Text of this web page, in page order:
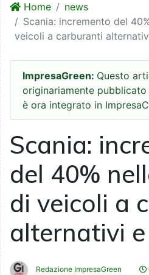
Home
news
Scania: incremento del
veicoli a carburanti
ImpresaGreen: Questo
originariamente pubblicato
è ora integrato in
Scania:
del 40%
di veicoli a
alternativi
Redazione ImpresaGreen